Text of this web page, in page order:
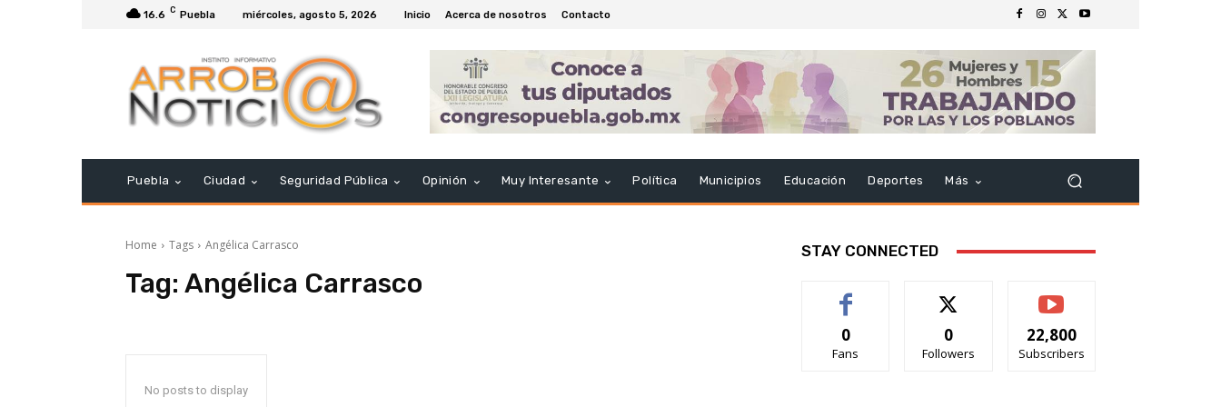
16.6 C Puebla miércoles, agosto 5, 2026 Inicio Acerca de nosotros Contacto
Puebla Ciudad Seguridad Pública Opinión Muy Interesante Política Municipios Educación Deportes Más
Home Tags Angélica Carrasco
Tag: Angélica Carrasco
No posts to display
STAY CONNECTED
0
Fans
0
Followers
22,800
Subscribers